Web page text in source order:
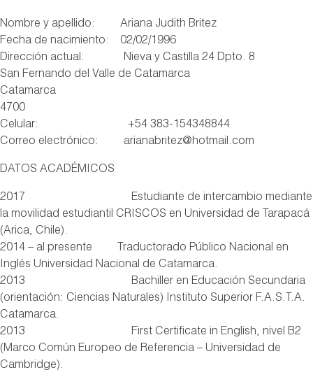
Nombre y apellido: Ariana Judith Britez
Fecha de nacimiento: 02/02/1996
Dirección actual: Nieva y Castilla 24 Dpto. 8
San Fernando del Valle de Catamarca
Catamarca
4700
Celular: +54 383-154348844
Correo electrónico: arianabritez@hotmail.com
DATOS ACADÉMICOS
2017 Estudiante de intercambio mediante
la movilidad estudiantil CRISCOS en Universidad de Tarapacá
(Arica, Chile).
2014 – al presente Traductorado Público Nacional en
Inglés Universidad Nacional de Catamarca.
2013 Bachiller en Educación Secundaria
(orientación: Ciencias Naturales) Instituto Superior F.A.S.T.A.
Catamarca.
2013 First Certificate in English, nivel B2
(Marco Común Europeo de Referencia – Universidad de
Cambridge).